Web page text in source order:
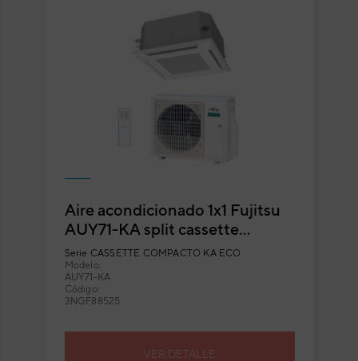
Aire acondicionado 1x1 Fujitsu
AUY71-KA split cassette
Inverter
Serie CASSETTE COMPACTO KA ECO
Modelo:
AUY71-KA
Código:
3NGF88525
VER DETALLE